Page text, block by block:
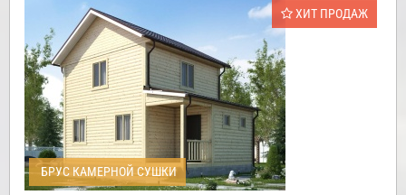
ХИТ ПРОДАЖ
БРУС КАМЕРНОЙ СУШКИ